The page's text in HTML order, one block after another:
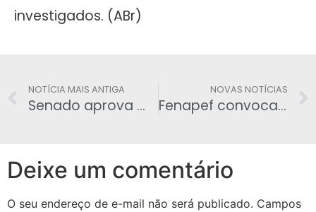
investigados. (ABr)
NOTÍCIA MAIS ANTIGA
Senado aprova medidas contra corrupção e abuso de autoridade
NOVAS NOTÍCIAS
Fenapef convoca policiais federais para ato pela aposentadoria policial
Deixe um comentário
O seu endereço de e-mail não será publicado. Campos